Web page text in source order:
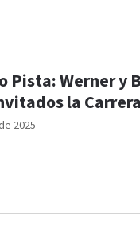
2025
Pista: Werner y
la